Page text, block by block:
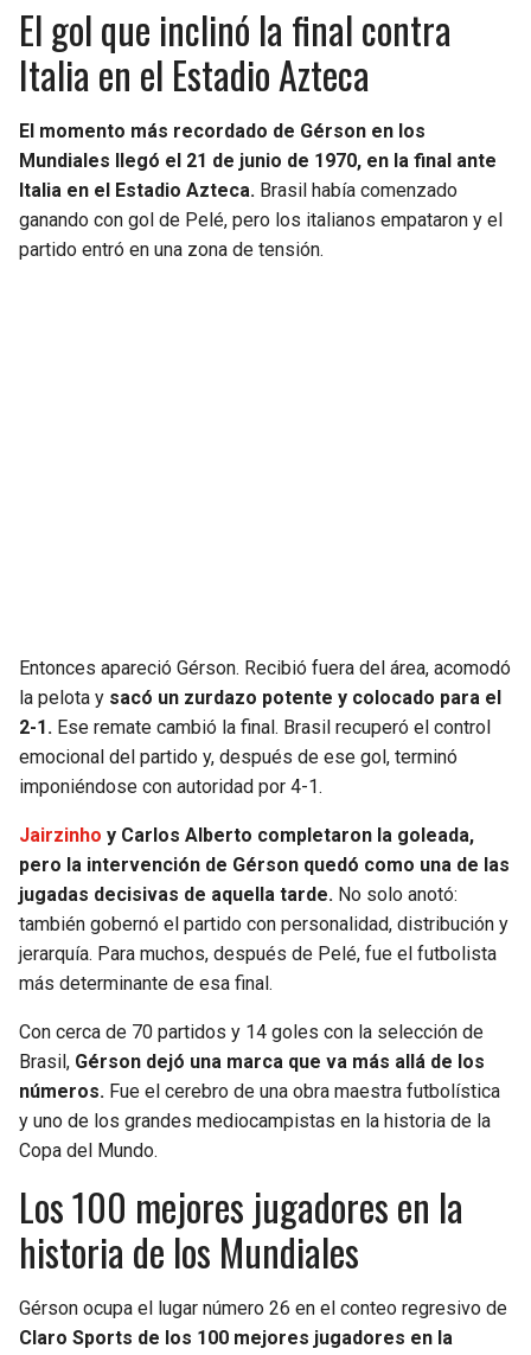
El gol que inclinó la final contra
Italia en el Estadio Azteca
El momento más recordado de Gérson en los
Mundiales llegó el 21 de junio de 1970, en la final ante
Italia en el Estadio Azteca. Brasil había comenzado
ganando con gol de Pelé, pero los italianos empataron y el
partido entró en una zona de tensión.
Entonces apareció Gérson. Recibió fuera del área, acomodó
la pelota y sacó un zurdazo potente y colocado para el
2-1. Ese remate cambió la final. Brasil recuperó el control
emocional del partido y, después de ese gol, terminó
imponiéndose con autoridad por 4-1.
Jairzinho y Carlos Alberto completaron la goleada,
pero la intervención de Gérson quedó como una de las
jugadas decisivas de aquella tarde. No solo anotó:
también gobernó el partido con personalidad, distribución y
jerarquía. Para muchos, después de Pelé, fue el futbolista
más determinante de esa final.
Con cerca de 70 partidos y 14 goles con la selección de
Brasil, Gérson dejó una marca que va más allá de los
números. Fue el cerebro de una obra maestra futbolística
y uno de los grandes mediocampistas en la historia de la
Copa del Mundo.
Los 100 mejores jugadores en la
historia de los Mundiales
Gérson ocupa el lugar número 26 en el conteo regresivo de
Claro Sports de los 100 mejores jugadores en la